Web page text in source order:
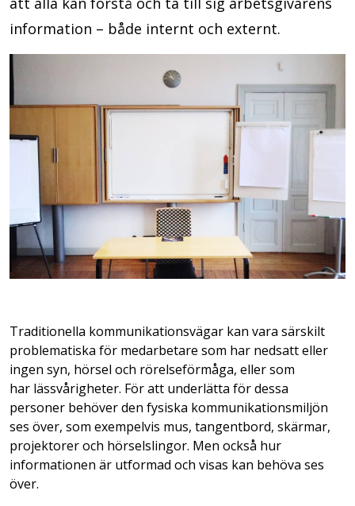
information – både internt och externt.
Traditionella kommunikationsvägar kan vara särskilt
problematiska för medarbetare som har nedsatt eller
ingen syn, hörsel och rörelseförmåga, eller som
har lässvårigheter. För att underlätta för dessa
personer behöver den fysiska kommunikationsmiljön
ses över, som exempelvis mus, tangentbord, skärmar,
projektorer och hörselslingor. Men också hur
informationen är utformad och visas kan behöva ses
över.